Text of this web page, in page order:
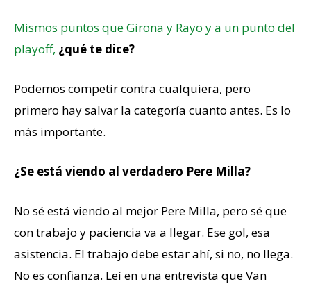
Mismos puntos que Girona y Rayo y a un punto del
playoff, ¿qué te dice?
Podemos competir contra cualquiera, pero
primero hay salvar la categoría cuanto antes. Es lo
más importante.
¿Se está viendo al verdadero Pere Milla?
No sé está viendo al mejor Pere Milla, pero sé que
con trabajo y paciencia va a llegar. Ese gol, esa
asistencia. El trabajo debe estar ahí, si no, no llega.
No es confianza. Leí en una entrevista que Van